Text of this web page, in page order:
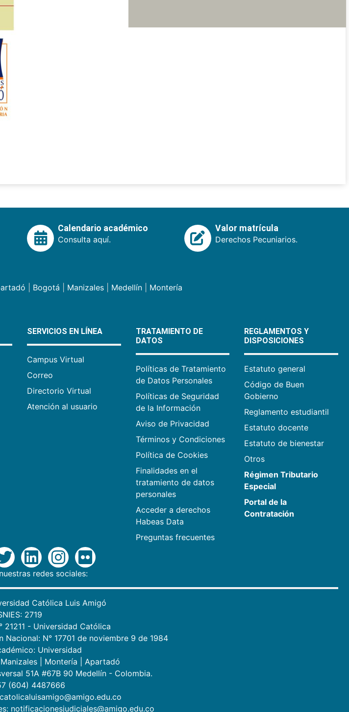
Calendario académico
Consulta aquí.
Valor matrícula
Derechos Pecuniarios.
Bogotá Manizales| Medellín| Montería
SERVICIOS EN LÍNEA
Campus Virtual
Correo
Directorio Virtual
Atención al usuario
TRATAMIENTO DE
DATOS
Políticas de Tratamiento
de Datos Personales
Políticas de Seguridad
de la Información
Aviso de Privacidad
Términos y Condiciones
Política de Cookies
Finalidades en el
tratamiento de datos
personales
Acceder a derechos
Habeas Data
Preguntas frecuentes
REGLAMENTOS Y
DISPOSICIONES
Estatuto general
Código de Buen
Gobierno
Reglamento estudiantil
Estatuto docente
Estatuto de bienestar
Otros
Régimen Tributario
Especial
Portal de la
Contratación
redes sociales:
Católica Luis Amigó
2719
21211 - Universidad Católica
N° 17701 de noviembre 9 de 1984
Universidad
Manizales Montería
Apartadó
51A #67B 90 Medellín - Colombia.
(604) 4487666
notificacionesjudiciales@amigo.edu.co